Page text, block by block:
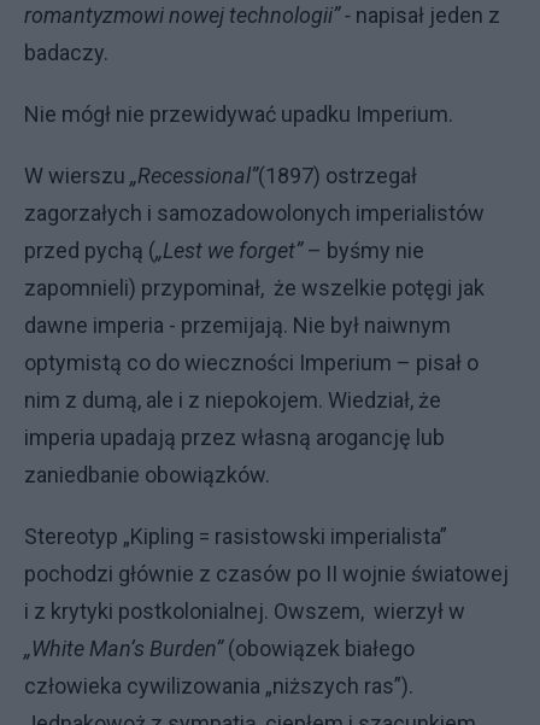
romantyzmowi nowej technologii” - napisał jeden z
badaczy.
Nie mógł nie przewidywać upadku Imperium.
W wierszu „Recessional”(1897) ostrzegał
zagorzałych i samozadowolonych imperialistów
przed pychą („Lest we forget”– byśmy nie
zapomnieli) przypominał, że wszelkie potęgi jak
dawne imperia - przemijają. Nie był naiwnym
optymistą co do wieczności Imperium – pisał o
nim z dumą, ale i z niepokojem. Wiedział, że
imperia upadają przez własną arogancję lub
zaniedbanie obowiązków.
Stereotyp „Kipling = rasistowski imperialista”
pochodzi głównie z czasów po II wojnie światowej
i z krytyki postkolonialnej. Owszem, wierzył w
„White Man’s Burden”(obowiązek białego
człowieka cywilizowania „niższych ras”).